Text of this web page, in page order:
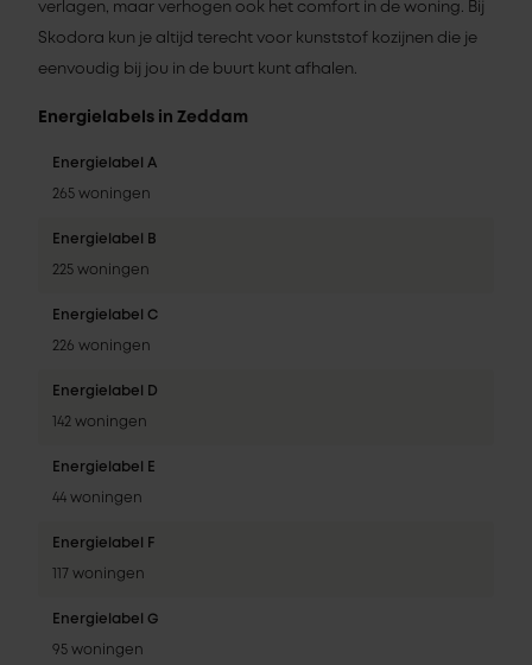
verlagen, maar verhogen ook het comfort in de woning. Bij
Skodora kun je altijd terecht voor kunststof kozijnen die je
eenvoudig bij jou in de buurt kunt afhalen.
Energielabels in Zeddam
Energielabel A
265 woningen
Energielabel B
225 woningen
Energielabel C
226 woningen
Energielabel D
142 woningen
Energielabel E
44 woningen
Energielabel F
117 woningen
Energielabel G
95 woningen